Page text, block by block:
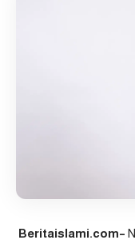
Beritaislami.com–